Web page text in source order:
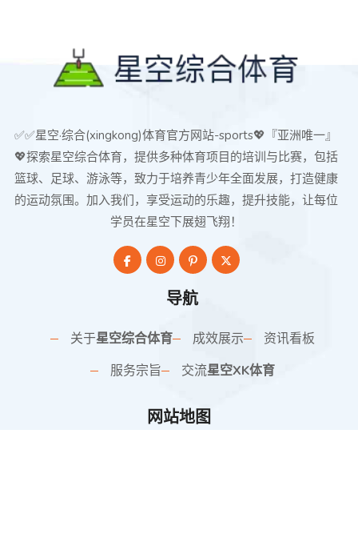
✅✅星空·综合(xingkong)体育官方网站-sports💖『亚洲唯一』
💖探索星空综合体育，提供多种体育项目的培训与比赛，包括
篮球、足球、游泳等，致力于培养青少年全面发展，打造健康
的运动氛围。加入我们，享受运动的乐趣，提升技能，让每位
学员在星空下展翅飞翔！
导航
关于星空综合体育 成效展示
资讯看板
服务宗旨
交流星空XK体育
网站地图